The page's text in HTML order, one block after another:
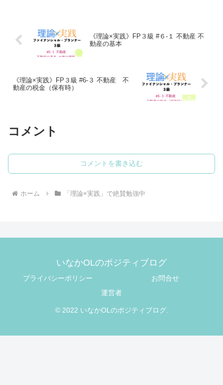
《理論×実践》FP３級 #６-１ 不動産 不
動産の基本
《理論×実践》FP３級 #6-３ 不動産 不
動産の税金（保有時）
コメント
コメントを書き込む
ホーム 「理論×実践」で絶賛勉強中
いなかOLのポジティブログ
プライバシーポリシー
お問合せ
運営者
© 2022 いなかOLのポジティブログ.